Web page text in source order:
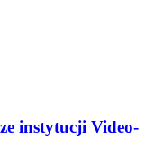
instytucji Video-